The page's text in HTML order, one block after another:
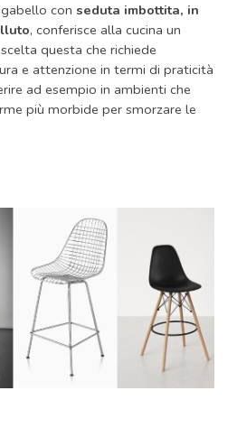
con seduta imbottita, in
, conferisce alla cucina un
questa che richiede
e attenzione in termi di praticità
ad esempio in ambienti che
più morbide per smorzare le